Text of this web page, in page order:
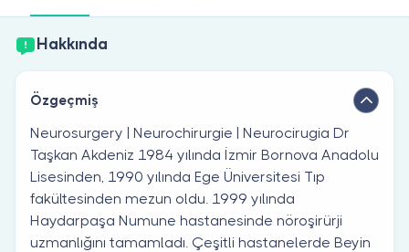
Hakkında
Özgeçmiş
Neurosurgery | Neurochirurgie | Neurocirugia Dr
Taşkan Akdeniz 1984 yılında İzmir Bornova Anadolu
Lisesinden, 1990 yılında Ege Üniversitesi Tıp
fakültesinden mezun oldu. 1999 yılında
Haydarpaşa Numune hastanesinde nöroşirürji
uzmanlığını tamamladı. Çeşitli hastanelerde Beyin